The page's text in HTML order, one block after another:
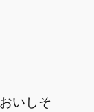
いしそ